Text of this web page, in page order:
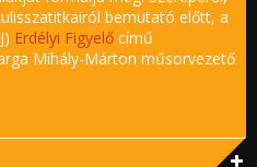
bemutató előtt, a
Erdélyi Figyelő című
Mihály-Márton műsorvezető